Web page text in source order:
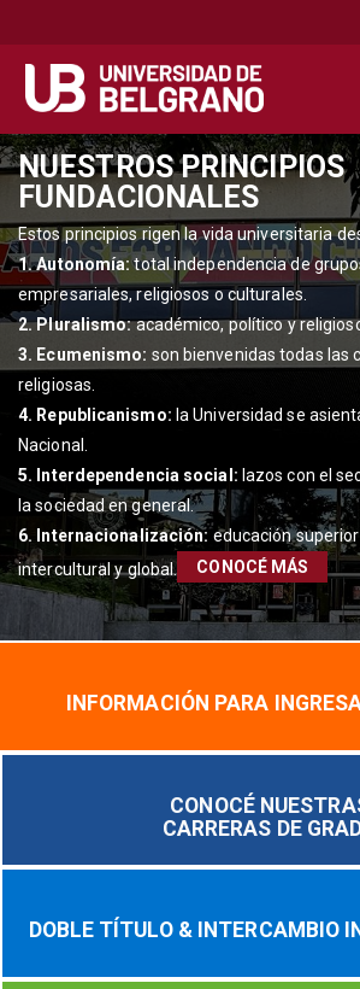
Pasar
al
contenido
principal
NUESTROS PRINCIPIOS
FUNDACIONALES
Estos principios rigen la vida universitaria
1. Autonomía:total independencia de
empresariales, religiosos o culturales.
2. Pluralismo:académico, político y
3. Ecumenismo: son bienvenidas todas las
religiosas.
4. Republicanismo: la Universidad se
Nacional.
5. Interdependencia social: lazos con el
la sociedad en general.
6. Internacionalización: educación
intercultural y global.
CONOCÉ MÁS
INFORMACIÓN PARA
CONOCÉ
CARRERAS DE
DOBLE TÍTULO & INTERCAMBIO